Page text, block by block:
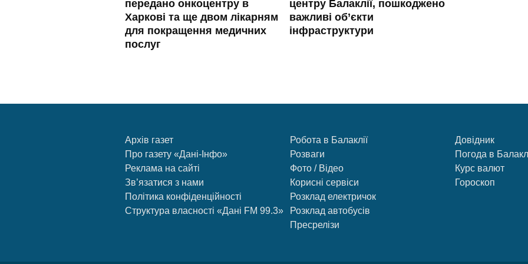
передано онкоцентру в
Харкові та ще двом лікарням
для покращення медичних
послуг
центру Балаклії, пошкоджено
важливі об’єкти
інфраструктури
Архів газет
Про газету «Дані-Інфо»
Реклама на сайті
Зв’язатися з нами
Політика конфіденційності
Структура власності «Дані FM 99.3»
Робота в Балаклії
Розваги
Фото / Відео
Корисні сервіси
Розклад електричок
Розклад автобусів
Пресрелізи
Довідник
Погода в
Курс валют
Гороскоп